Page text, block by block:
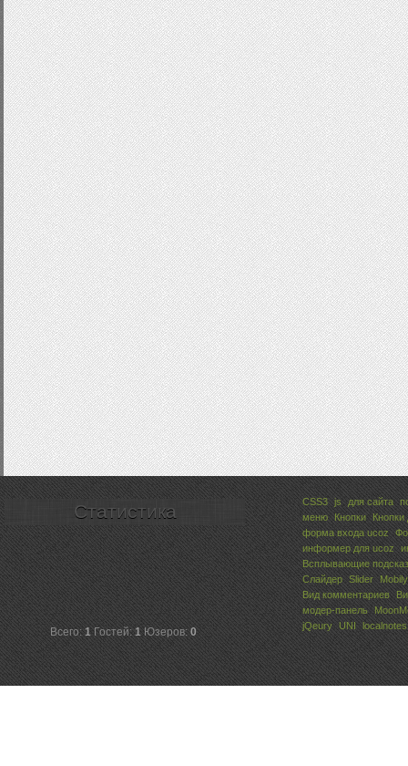
Статистика
Всего:1Гостей:1Юзеров:0
CSS3 js для сайта
меню Кнопки
Кнопки
форма входа ucoz
информер для ucoz
Всплывающие
Слайдер Slider
Вид комментариев
модер-панель
jQeury UNI localnotes